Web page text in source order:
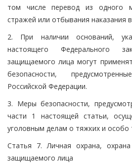
том числе перевод из одного
стражей или отбывания наказания
2. При наличии оснований,
настоящего Федерального
защищаемого лица могут
безопасности,
Российской Федерации.
3. Меры безопасности,
части 1 настоящей статьи,
уголовным делам о тяжких и особо
Статья 7. Личная охрана,
защищаемого лица